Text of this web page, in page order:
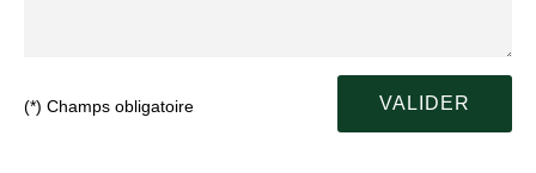
(*) Champs obligatoire